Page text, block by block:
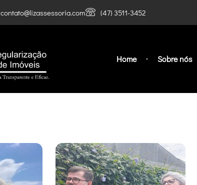
contato@lizassessoria.com (47) 3511-3452
Home Sobre nós